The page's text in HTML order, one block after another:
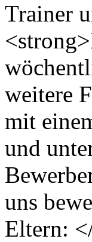
Trainer
weitere
mit
und
uns
Eltern: